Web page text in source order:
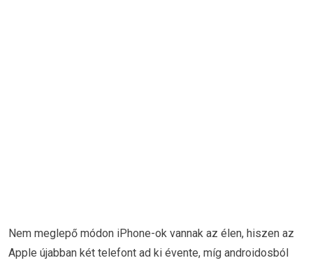
Nem meglepő módon iPhone-ok vannak az élen, hiszen az
Apple újabban két telefont ad ki évente, míg androidosból